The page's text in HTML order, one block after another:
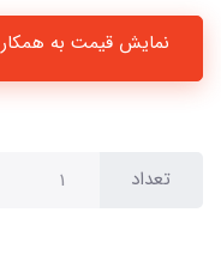
نمایش قیمت به همکار
تعداد